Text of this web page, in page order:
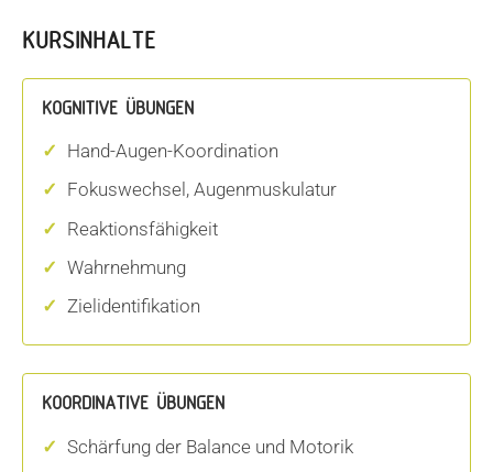
KURSINHALTE
KOGNITIVE ÜBUNGEN
Hand-Augen-Koordination
Fokuswechsel, Augenmuskulatur
Reaktionsfähigkeit
Wahrnehmung
Zielidentifikation
KOORDINATIVE ÜBUNGEN
Schärfung der Balance und Motorik